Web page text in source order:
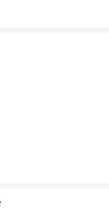
оживает энергия
об руку, создавая